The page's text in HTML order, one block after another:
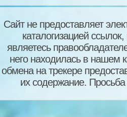
Сайт не предоставляет
каталогизацией
являетесь
него находилась в нашем
обмена на трекере
их содержание.